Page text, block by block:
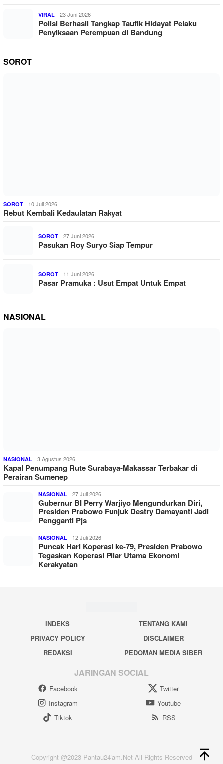
VIRAL 23 Juni 2026
Polisi Berhasil Tangkap Taufik Hidayat Pelaku
Penyiksaan Perempuan di Bandung
SOROT
SOROT 10 Juli 2026
Rebut Kembali Kedaulatan Rakyat
SOROT 27 Juni 2026
Pasukan Roy Suryo Siap Tempur
SOROT 11 Juni 2026
Pasar Pramuka : Usut Empat Untuk Empat
NASIONAL
NASIONAL 3 Agustus 2026
Kapal Penumpang Rute Surabaya-Makassar Terbakar di
Perairan Sumenep
NASIONAL 27 Juli 2026
Gubernur BI Perry Warjiyo Mengundurkan Diri,
Presiden Prabowo Funjuk Destry Damayanti Jadi
Pengganti Pjs
NASIONAL 12 Juli 2026
Puncak Hari Koperasi ke-79, Presiden Prabowo
Tegaskan Koperasi Pilar Utama Ekonomi
Kerakyatan
INDEKS
TENTANG KAMI
PRIVACY POLICY
DISCLAIMER
REDAKSI
PEDOMAN MEDIA SIBER
JARINGAN SOCIAL
Facebook
Twitter
Instagram
Youtube
Tiktok
RSS
Copyright @2023 Pantau24jam.Net All Rights Reserved